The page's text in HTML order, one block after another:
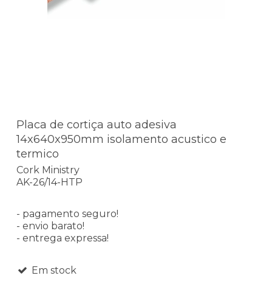
Placa de cortiça auto adesiva
14x640x950mm isolamento acustico e
termico
Cork Ministry
AK-26/14-HTP
- pagamento seguro!
- envio barato!
- entrega expressa!
Em stock